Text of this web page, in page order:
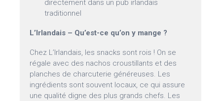
directement dans un pub irlandais
traditionnel
L’Irlandais – Qu’est-ce qu’on y mange ?
Chez L’Irlandais, les snacks sont rois ! On se
régale avec des nachos croustillants et des
planches de charcuterie généreuses. Les
ingrédients sont souvent locaux, ce qui assure
une qualité digne des plus grands chefs. Les